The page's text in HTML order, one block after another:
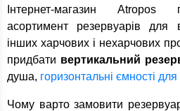
Інтернет-магазин Atropos
асортимент резервуарів для
інших харчових і нехарчових
придбати вертикальний
душа, горизонтальні ємності
Чому варто замовити